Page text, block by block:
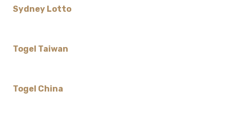
Sydney Lotto
Togel Taiwan
Togel China